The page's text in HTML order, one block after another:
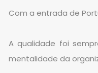
Com a entrada de
A qualidade foi
mentalidade da